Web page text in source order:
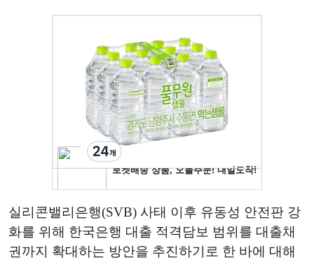
실리콘밸리은행(SVB) 사태 이후 유동성 안전판 강
화를 위해 한국은행 대출 적격담보 범위를 대출채
권까지 확대하는 방안을 추진하기로 한 바에 대해